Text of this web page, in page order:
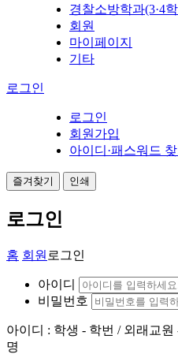
경찰소방학과(3·4
회원
마이페이지
기타
로그인
로그인
회원가입
아이디·패스워드 찾
즐겨찾기 인쇄
로그인
홈 회원 로그인
아이디
비밀번호
아이디 : 학생 - 학번 / 외래교
명